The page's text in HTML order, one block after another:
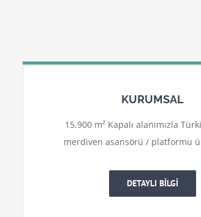
KURUMSAL
15.900 m² Kapalı alanımızla
merdiven asansörü / platformu
DETAYLI BİLGİ